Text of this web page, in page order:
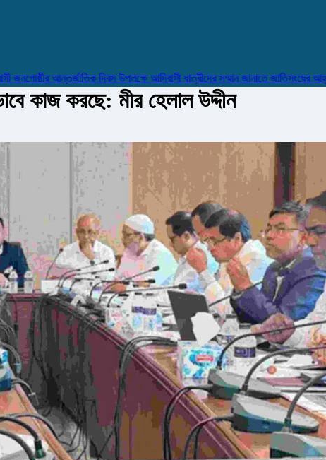
আন্তর্জাতিক দিবস উপলক্ষে আদিবাসী ধাত্রীদের সম্মান জানাতে জাতিসংঘের আহ্বান
কাজ করছে: মীর হেলাল উদ্দীন